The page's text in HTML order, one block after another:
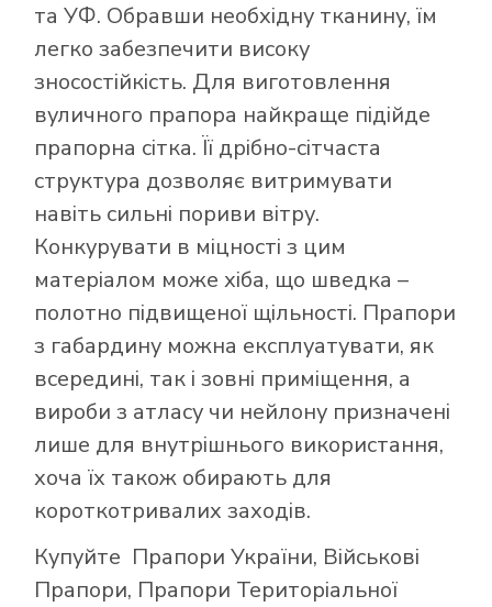
та УФ. Обравши необхідну тканину, їм
легко забезпечити високу
зносостійкість. Для виготовлення
вуличного прапора найкраще підійде
прапорна сітка. Її дрібно-сітчаста
структура дозволяє витримувати
навіть сильні пориви вітру.
Конкурувати в міцності з цим
матеріалом може хіба, що шведка –
полотно підвищеної щільності. Прапори
з габардину можна експлуатувати, як
всередині, так і зовні приміщення, а
вироби з атласу чи нейлону призначені
лише для внутрішнього використання,
хоча їх також обирають для
короткотривалих заходів.
Купуйте Прапори України, Військові
Прапори, Прапори Територіальної